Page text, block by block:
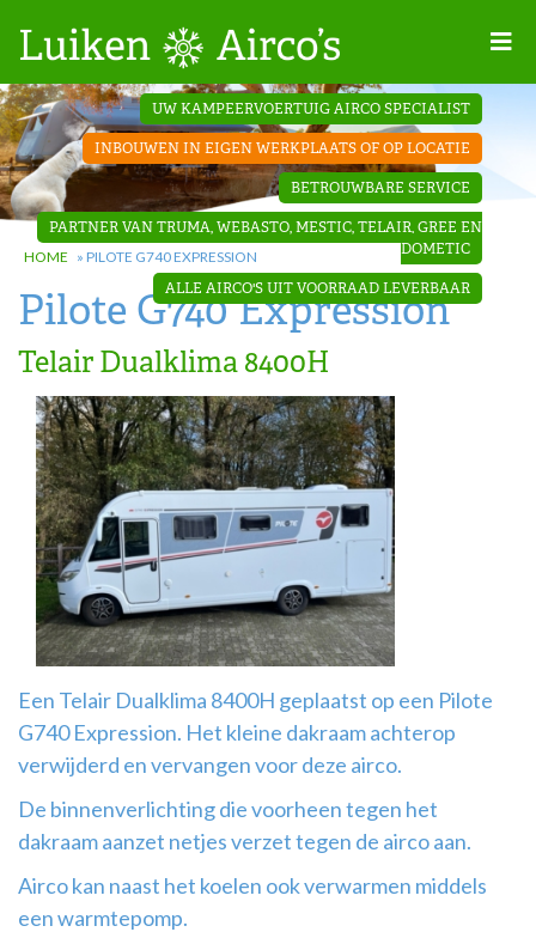
Projecten
Contact
Dakopbouw
airco’s
‘Onder de
bank’ airco’s
‘Teleco
Ultra
Comfort ‘
airco
Airco
montage
UW KAMPEERVOERTUIG AIRCO SPECIALIST
INBOUWEN IN EIGEN WERKPLAATS OF OP LOCATIE
BETROUWBARE SERVICE
PARTNER VAN TRUMA, WEBASTO, MESTIC, TELAIR, GREE EN
DOMETIC
ALLE AIRCO'S UIT VOORRAAD LEVERBAAR
HOME » PILOTE G740 EXPRESSION
Pilote G740 Expression
Telair Dualklima 8400H
Een Telair Dualklima 8400H geplaatst op een Pilote
G740 Expression. Het kleine dakraam achterop
verwijderd en vervangen voor deze airco.
De binnenverlichting die voorheen tegen het
dakraam aanzet netjes verzet tegen de airco aan.
Airco kan naast het koelen ook verwarmen middels
een warmtepomp.